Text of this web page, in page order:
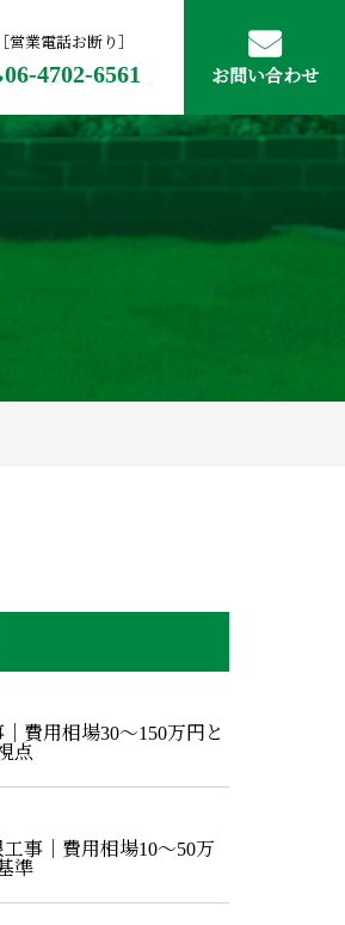
［営業電話お断り］
06-4702-6561 お問い合わせ
費用相場30〜150万円と
点
事｜費用相場10〜50万
準